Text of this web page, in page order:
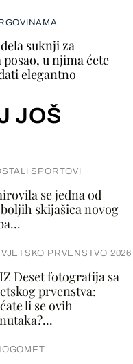
suknji za
u njima ćete
elegantno
JOŠ
SPORTOVI
se jedna od
skijašica novog
PRVENSTVO 2026
Deset fotografija sa
prvenstva:
li se ovih